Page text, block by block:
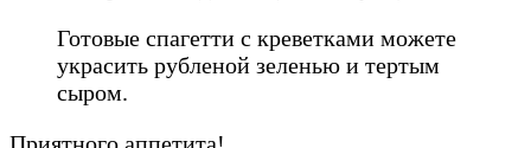
Готовые спагетти с креветками можете
украсить рубленой зеленью и тертым
сыром.